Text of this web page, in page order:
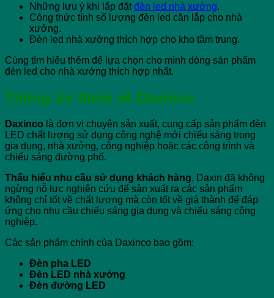
Những lưu ý khi lắp đặt đèn led nhà xưởng.
Công thức tính số lượng đèn led cần lắp cho nhà
xưởng.
Đèn led nhà xưởng thích hợp cho kho tầm trung.
Cùng tìm hiểu thêm để lựa chọn cho mình dòng sản phẩm
đèn led cho nhà xưởng thích hợp nhất.
Thông tin thêm về Daxinco
Daxinco là đơn vị chuyên sản xuất, cung cấp sản phẩm đèn
LED chất lượng sử dụng công nghệ mới chiếu sáng trong
gia dụng, nhà xưởng, công nghiệp hoặc các công trình và
chiếu sáng đường phố.
Thấu hiểu nhu cầu sử dụng khách hàng, Daxin đã không
ngừng nỗ lực nghiên cứu để sản xuất ra các sản phẩm
không chỉ tốt về chất lượng mà còn tốt về giá thành để đáp
ứng cho nhu cầu chiếu sáng gia dụng và chiếu sáng công
nghiệp.
Các sản phẩm chính của Daxinco bao gồm:
Đèn pha LED
Đèn LED nhà xưởng
Đèn đường LED